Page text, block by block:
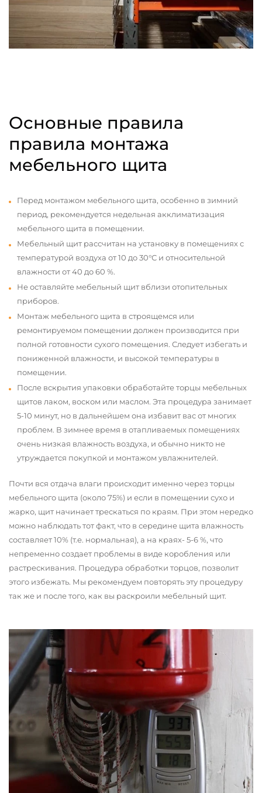
Основные правила
правила монтажа
мебельного щита
Перед монтажом мебельного щита, особенно в зимний
период, рекомендуется недельная акклиматизация
мебельного щита в помещении.
Мебельный щит рассчитан на установку в помещениях с
температурой воздуха от 10 до 30°С и относительной
влажности от 40 до 60 %.
Не оставляйте мебельный щит вблизи отопительных
приборов.
Монтаж мебельного щита в строящемся или
ремонтируемом помещении должен производится при
полной готовности сухого помещения. Следует избегать и
пониженной влажности, и высокой температуры в
помещении.
После вскрытия упаковки обработайте торцы мебельных
щитов лаком, воском или маслом. Эта процедура занимает
5-10 минут, но в дальнейшем она избавит вас от многих
проблем. В зимнее время в отапливаемых помещениях
очень низкая влажность воздуха, и обычно никто не
утруждается покупкой и монтажом увлажнителей.
Почти вся отдача влаги происходит именно через торцы
мебельного щита (около 75%) и если в помещении сухо и
жарко, щит начинает трескаться по краям. При этом нередко
можно наблюдать тот факт, что в середине щита влажность
составляет 10% (т.е. нормальная), а на краях- 5-6 %, что
непременно создает проблемы в виде коробления или
растрескивания. Процедура обработки торцов, позволит
этого избежать. Мы рекомендуем повторять эту процедуру
так же и после того, как вы раскроили мебельный щит.